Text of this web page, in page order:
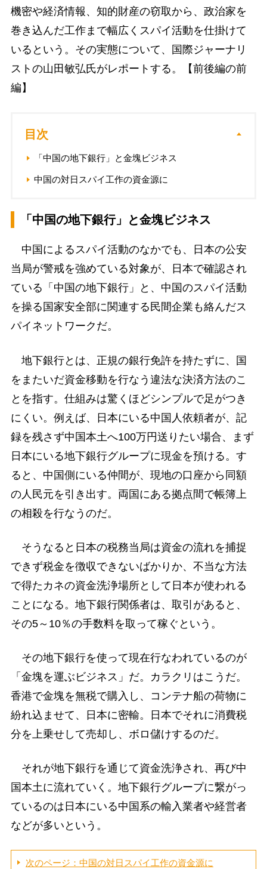
機密や経済情報、知的財産の窃取から、政治家を
巻き込んだ工作まで幅広くスパイ活動を仕掛けて
いるという。その実態について、国際ジャーナリ
ストの山田敏弘氏がレポートする。【前後編の前
編】
目次
「中国の地下銀行」と金塊ビジネス
中国の対日スパイ工作の資金源に
「中国の地下銀行」と金塊ビジネス
中国によるスパイ活動のなかでも、日本の公安
当局が警戒を強めている対象が、日本で確認され
ている「中国の地下銀行」と、中国のスパイ活動
を操る国家安全部に関連する民間企業も絡んだス
パイネットワークだ。
地下銀行とは、正規の銀行免許を持たずに、国
をまたいだ資金移動を行なう違法な決済方法のこ
とを指す。仕組みは驚くほどシンプルで足がつき
にくい。例えば、日本にいる中国人依頼者が、記
録を残さず中国本土へ100万円送りたい場合、まず
日本にいる地下銀行グループに現金を預ける。す
ると、中国側にいる仲間が、現地の口座から同額
の人民元を引き出す。両国にある拠点間で帳簿上
の相殺を行なうのだ。
そうなると日本の税務当局は資金の流れを捕捉
できず税金を徴収できないばかりか、不当な方法
で得たカネの資金洗浄場所として日本が使われる
ことになる。地下銀行関係者は、取引があると、
その5～10％の手数料を取って稼ぐという。
その地下銀行を使って現在行なわれているのが
「金塊を運ぶビジネス」だ。カラクリはこうだ。
香港で金塊を無税で購入し、コンテナ船の荷物に
紛れ込ませて、日本に密輸。日本でそれに消費税
分を上乗せして売却し、ボロ儲けするのだ。
それが地下銀行を通じて資金洗浄され、再び中
国本土に流れていく。地下銀行グループに繋がっ
ているのは日本にいる中国系の輸入業者や経営者
などが多いという。
次のページ：中国の対日スパイ工作の資金源に